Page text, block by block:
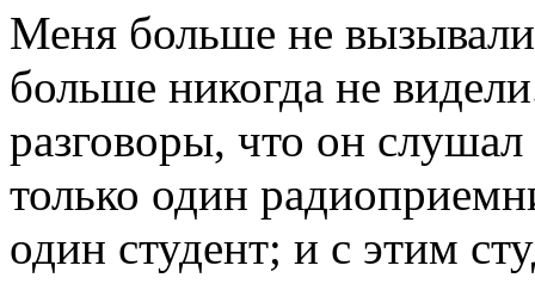
Меня больше не
больше никогда не
разговоры, что он
только один
один студент; и с этим